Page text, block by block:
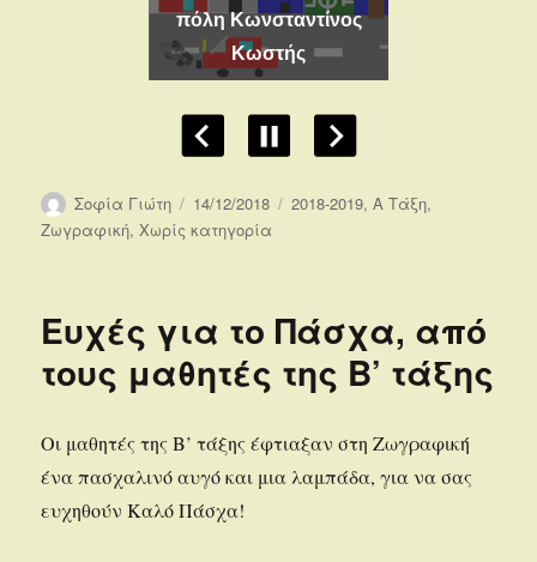
πόλη Κωνσταντίνος
Κωστής
Συντάκτης
Σοφία Γιώτη
Δημοσιεύτηκε
την
14/12/2018 Κατηγορίες
2018-2019,Α Τάξη,
Ζωγραφική,Χωρίς κατηγορία
Ευχές για το Πάσχα, από
τους μαθητές της Β’ τάξης
Οι μαθητές της Β’ τάξης έφτιαξαν στη Ζωγραφική
ένα πασχαλινό αυγό και μια λαμπάδα, για να σας
ευχηθούν Καλό Πάσχα!